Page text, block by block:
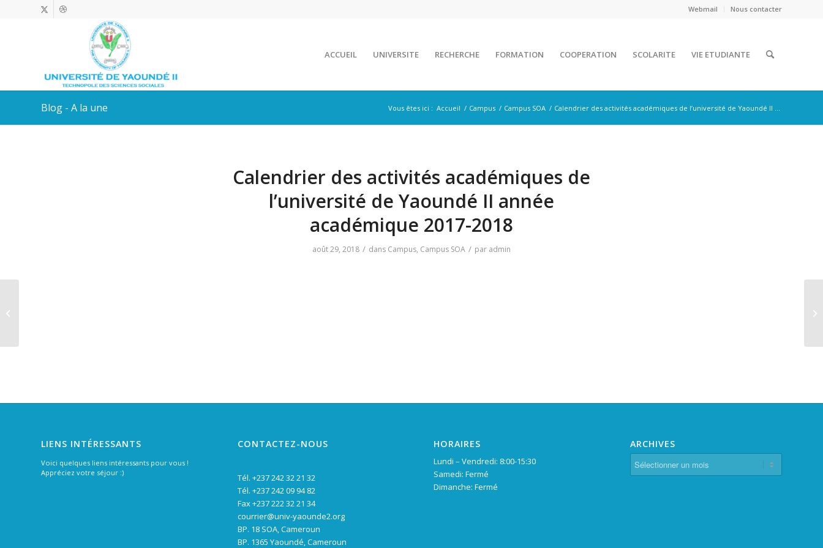
Webmail Nous contacter
ACCUEIL UNIVERSITE RECHERCHE FORMATION COOPERATION SCOLARITE VIE ETUDIANTE
Blog - A la une Vous êtes ici : Accueil / Campus / Campus SOA / Calendrier des activités académiques de l’université de Yaoundé II ...
Calendrier des activités académiques de
l’université de Yaoundé II année
académique 2017-2018
août 29, 2018 / dans Campus, Campus SOA / par admin
LIENS INTÉRESSANTS
Voici quelques liens intéressants pour vous !
Appréciez votre séjour :)
CONTACTEZ-NOUS
Tél. +237 242 32 21 32
Tél. +237 242 09 94 82
Fax +237 222 32 21 34
courrier@univ-yaounde2.org
BP. 18 SOA, Cameroun
BP. 1365 Yaoundé, Cameroun
HORAIRES
Lundi – Vendredi: 8:00-15:30
Samedi: Fermé
Dimanche: Fermé
ARCHIVES